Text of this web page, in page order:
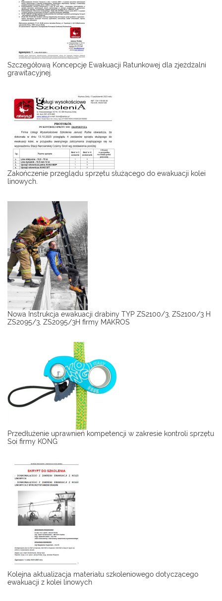
Szczegółową Koncepcję Ewakuacji Ratunkowej dla zjeżdżalni
grawitacyjnej.
Zakończenie przeglądu sprzętu służącego do ewakuacji kolei
linowych.
Nowa Instrukcja ewakuacji drabiny TYP ZS2100/3, ZS2100/3 H
ZS2095/3, ZS2095/3H firmy MAKROS
Przedłużenie uprawnień kompetencji w zakresie kontroli sprzętu
Soi firmy KONG
Kolejna aktualizacja materiału szkoleniowego dotyczącego
ewakuacji z kolei linowych